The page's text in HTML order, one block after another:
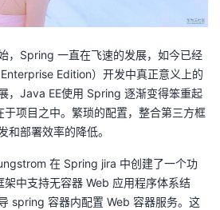
，Spring 一直在飞速的发展，如今已经
Edition）开发中真正意义上的
，Java EE使用 Spring 逐渐变得笨重起
项目之中。繁琐的配置，整合第三方框
和部署效率的降低。
在 Spring jira 中创建了一个功
中支持无容器 Web 应用程序体系结
spring 容器内配置 Web 容器服务。这